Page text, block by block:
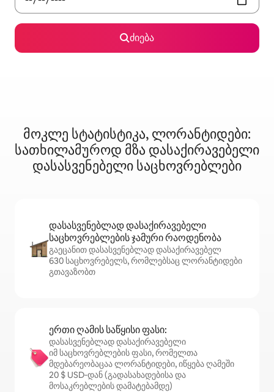
ძიება
მოკლე სტატისტიკა, ლორანტიდები:
სათხილამუროდ მზა დასაქირავებელი
დასასვენებელი საცხოვრებლები
დასასვენებლად დასაქირავებელი
საცხოვრებლების ჯამური რაოდენობა
გაეცანით დასასვენებლად დასაქირავებელ
630 საცხოვრებელს, რომლებსაც ლორანტიდები
გთავაზობთ
ერთი ღამის საწყისი ფასი:
დასასვენებლად დასაქირავებელი
იმ საცხოვრებლების ფასი, რომელთა
მდებარეობაცაა ლორანტიდები, იწყება ღამეში
20 $ USD‑დან (გადასახადებისა და
მოსაკრებლების დამატებამდე)